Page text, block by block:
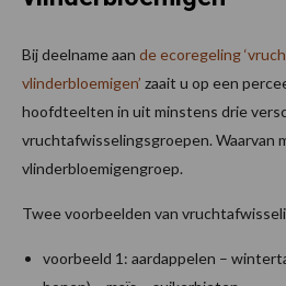
Bij deelname aan de ecoregeling
vlinderbloemigen’ zaait u op een
hoofdteelten in uit minstens drie
vruchtafwisselingsgroepen. Waarvan
vlinderbloemigengroep.
Twee voorbeelden van
voorbeeld 1: aardappelen –